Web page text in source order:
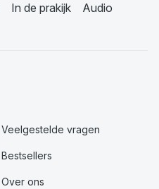
In de prakijk Audio
Veelgestelde vragen
Bestsellers
Over ons